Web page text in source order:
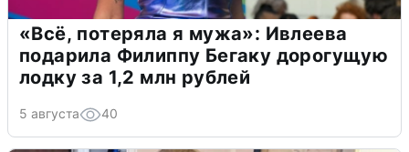
«Всё, потеряла я мужа»: Ивлеева
подарила Филиппу Бегаку дорогущую
лодку за 1,2 млн рублей
5 августа 40